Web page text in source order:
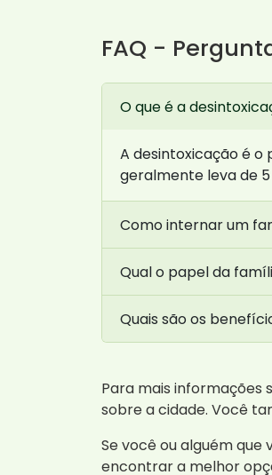
FAQ -
O que é a
A desintoxicação é o
geralmente leva de
Como internar um
Qual o papel da
Quais são os
Para mais informações
sobre a cidade. Você
Se você ou alguém
encontrar a melhor